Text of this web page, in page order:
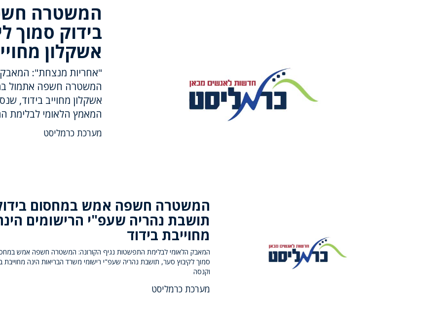
המשטרה
בידוק סמוך
אשקלון
"אחריות מנצחת": המאבק
המשטרה חשפה אתמול
אשקלון מחוייב בידוד,
המאמץ הלאומי לבלימת
מערכת כרמליסט
המשטרה חשפה אמש במחסום
תושבת נהריה שעפ"י הרישומים
מחוייבת בידוד
המאבק הלאומי לבלימת התפשטות נגיף הקורונה: המשטרה חשפה אמש
סמוך לקיבוץ סער, תושבת נהריה שעפ"י רישומי משרד הבריאות הינה מחוייבת
וקנסה
מערכת כרמליסט